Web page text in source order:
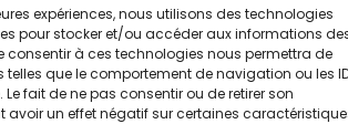
expériences, nous utilisons des technologies
pour stocker et/ou accéder aux informations
consentir à ces technologies nous permettra de
telles que le comportement de navigation ou les
fait de ne pas consentir ou de retirer son
avoir un effet négatif sur certaines